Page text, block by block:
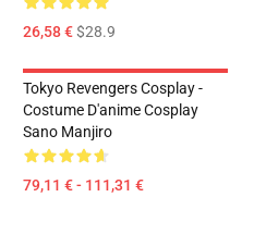
26,58 €$28.9
Tokyo Revengers Cosplay -
Costume D'anime Cosplay
Sano Manjiro
79,11 € - 111,31 €